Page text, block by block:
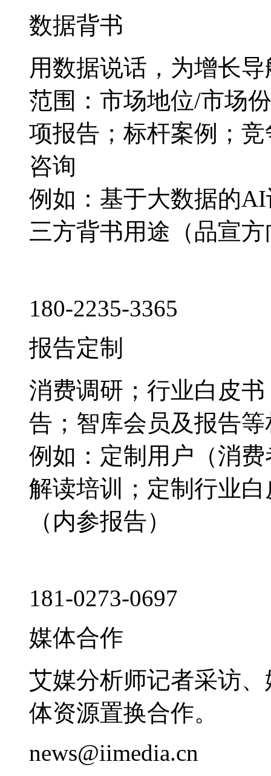
数据背书
用数据说话，为增长导
范围：市场地位/市场
项报告；标杆案例；
咨询
例如：基于大数据的
三方背书用途（品宣
180-2235-3365
报告定制
消费调研；行业白皮
告；智库会员及报告
例如：定制用户（消
解读培训；定制行业
（内参报告）
181-0273-0697
媒体合作
艾媒分析师记者采访
体资源置换合作。
news@iimedia.cn